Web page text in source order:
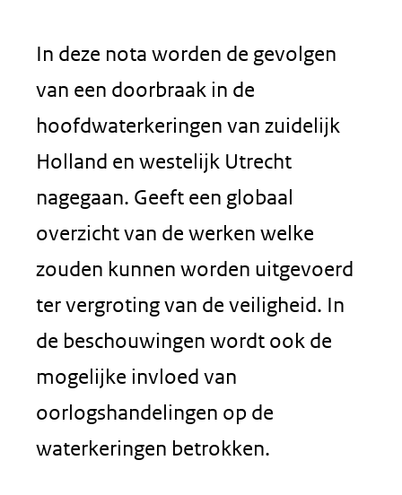
In deze nota worden de gevolgen
van een doorbraak in de
hoofdwaterkeringen van zuidelijk
Holland en westelijk Utrecht
nagegaan. Geeft een globaal
overzicht van de werken welke
zouden kunnen worden uitgevoerd
ter vergroting van de veiligheid. In
de beschouwingen wordt ook de
mogelijke invloed van
oorlogshandelingen op de
waterkeringen betrokken.